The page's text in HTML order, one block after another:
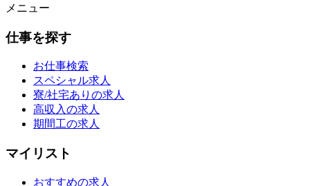
メニュー
仕事を探す
お仕事検索
スペシャル求人
寮/社宅ありの求人
高収入の求人
期間工の求人
マイリスト
おすすめの求人